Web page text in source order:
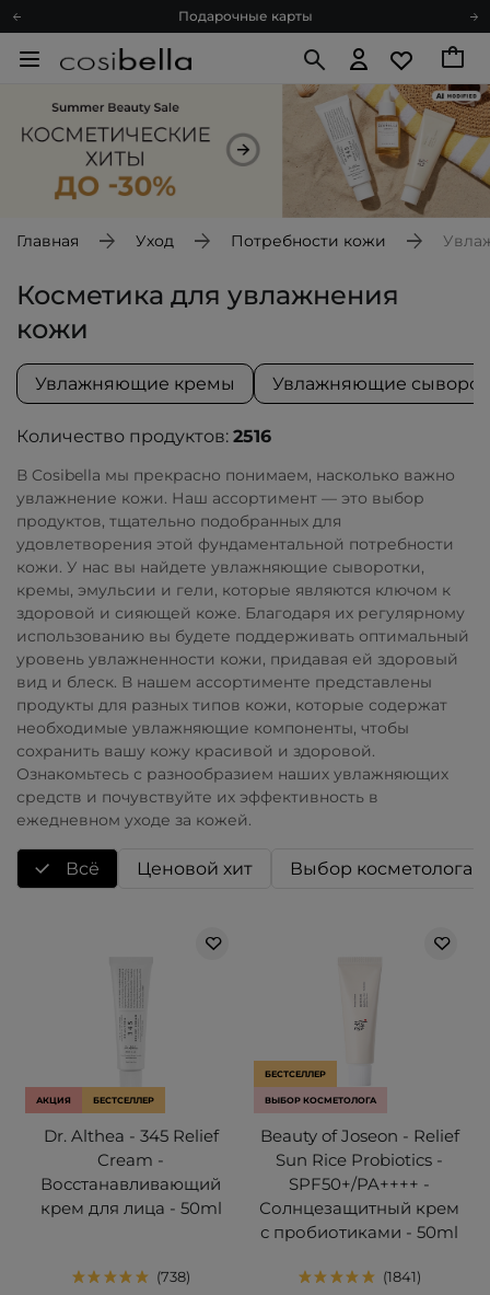
Подарочные карты
Доставка с любовью
Главная Уход Потребности кожи
Косметика для увлажнения
кожи
Увлажняющие кремы Увлажняющие
Количество продуктов: 2516
В Cosibella мы прекрасно понимаем, насколько важно
увлажнение кожи. Наш ассортимент — это выбор
продуктов, тщательно подобранных для
удовлетворения этой фундаментальной потребности
кожи. У нас вы найдете увлажняющие сыворотки,
кремы, эмульсии и гели, которые являются ключом к
здоровой и сияющей коже. Благодаря их регулярному
использованию вы будете поддерживать оптимальный
уровень увлажненности кожи, придавая ей здоровый
вид и блеск. В нашем ассортименте представлены
продукты для разных типов кожи, которые содержат
необходимые увлажняющие компоненты, чтобы
сохранить вашу кожу красивой и здоровой.
Ознакомьтесь с разнообразием наших увлажняющих
средств и почувствуйте их эффективность в
ежедневном уходе за кожей.
Всё Ценовой хит Выбор косметолога
АКЦИЯ БЕСТСЕЛЛЕР
Dr. Althea - 345 Relief
Cream -
Восстанавливающий
крем для лица - 50ml
738
БЕСТСЕЛЛЕР
ВЫБОР КОСМЕТОЛОГА
Beauty of Joseon - Relief
Sun Rice Probiotics -
SPF50+/PA++++ -
Солнцезащитный крем
с пробиотиками - 50ml
1841